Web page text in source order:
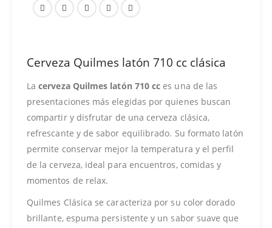
Cerveza Quilmes latón 710 cc clásica
Lacerveza Quilmes latón 710 cc es una de las
presentaciones más elegidas por quienes buscan
compartir y disfrutar de una cerveza clásica,
refrescante y de sabor equilibrado. Su formato latón
permite conservar mejor la temperatura y el perfil
de la cerveza, ideal para encuentros, comidas y
momentos de relax.
Quilmes Clásica se caracteriza por su color dorado
brillante, espuma persistente y un sabor suave que